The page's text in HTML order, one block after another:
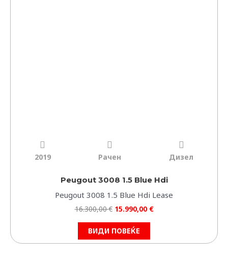
2019 Рачен Дизел
Peugout 3008 1.5 Blue Hdi
Peugout 3008 1.5 Blue Hdi Lease
16.300,00€ 15.990,00 €
ВИДИ ПОВЕЌЕ